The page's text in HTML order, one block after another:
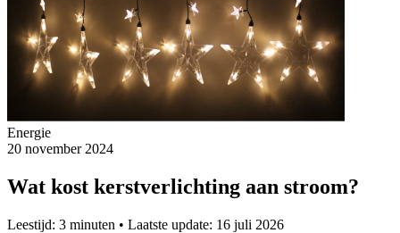
Energie
20 november 2024
Wat kost kerstverlichting aan stroom?
Leestijd: 3 minuten • Laatste update: 16 juli 2026